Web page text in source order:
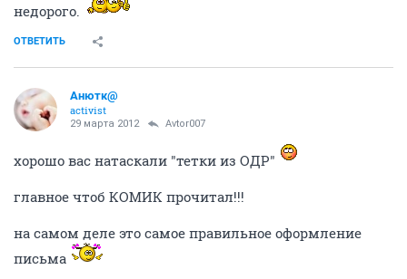
недорого.
ОТВЕТИТЬ
Анютк@
activist
29 марта 2012 Avtor007
хорошо вас натаскали "тетки из ОДР"
главное чтоб КОМИК прочитал!!!
на самом деле это самое правильное оформление
письма